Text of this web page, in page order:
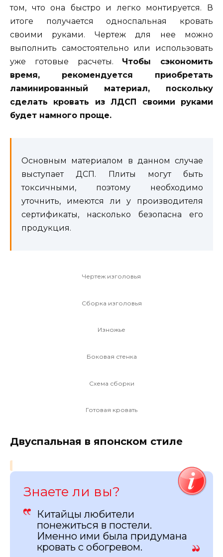
том, что она быстро и легко монтируется. В
итоге получается односпальная кровать
своими руками. Чертеж для нее можно
выполнить самостоятельно или использовать
уже готовые расчеты. Чтобы сэкономить
время, рекомендуется приобретать
ламинированный материал, поскольку
сделать кровать из ЛДСП своими руками
будет намного проще.
Основным материалом в данном случае
выступает ДСП. Плиты могут быть
токсичными, поэтому необходимо
уточнить, имеются ли у производителя
сертификаты, насколько безопасна его
продукция.
Чертеж изголовья
Сборка изголовья
Изножье
Боковая стенка
Схема сборки
Готовая кровать
Двуспальная в японском стиле
Знаете ли вы?
Китайцы любители
понежиться в постели.
Именно ими была придумана
кровать с обогревом.